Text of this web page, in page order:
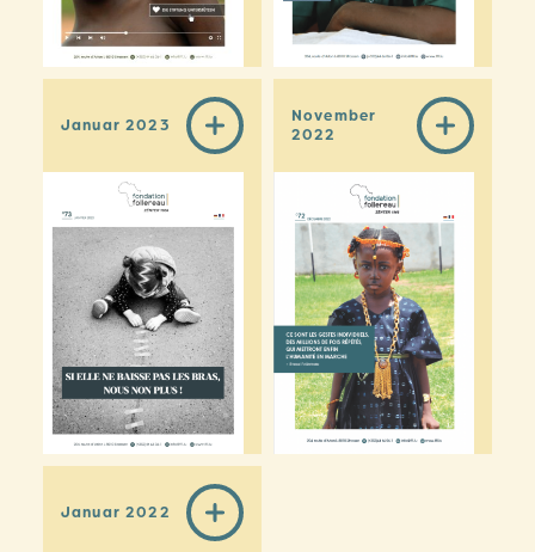
Januar 2023
November
2022
Januar 2022